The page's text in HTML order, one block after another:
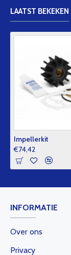
LAATST BEKEKEN
Impellerkit
€74,42
INFORMATIE
Over ons
Privacy